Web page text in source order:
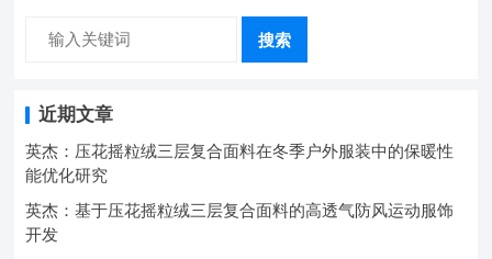
搜索
近期文章
英杰：压花摇粒绒三层复合面料在冬季户外服装中的保暖性
能优化研究
英杰：基于压花摇粒绒三层复合面料的高透气防风运动服饰
开发